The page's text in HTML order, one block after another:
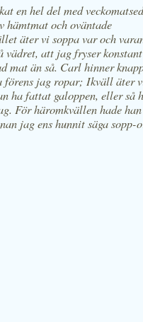
en hel del med
hämtmat och oväntade
äter vi soppa var och
vädret, att jag fryser
mat än så. Carl hinner
jag ropar; Ikväll äter
ha fattat galoppen, eller så
För häromkvällen hade
jag ens hunnit säga sopp-